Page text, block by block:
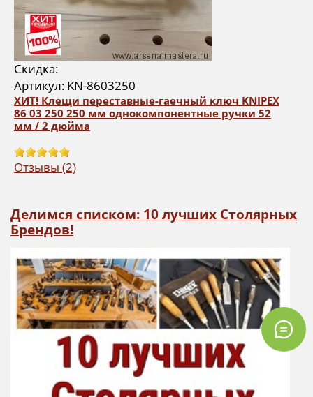
Скидка:
Артикул: KN-8603250
ХИТ! Клещи переставные-гаечный ключ KNIPEX
86 03 250 250 мм однокомпонентные ручки 52
мм / 2 дюйма
Отзывы (2)
Делимся списком: 10 лучших Столярных
Брендов!